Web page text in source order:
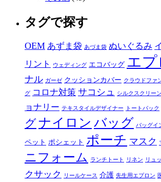
タグで探す
OEM あずま袋 あづま袋 ぬいぐるみ
リント
ウェディング エコバッグ エプ
ナル ガーゼ クッションカバー クラウドファ
グ コロナ対策 サコシュ シルクスクリー
ョナリー テキスタイルデザイナー トートバック
グナイロン バッグ バッグイ
ペット ポシェット ポーチ マスク
ニフォーム
ランチトート リネン リュ
クサック
リールケース 介護 先生用エプロン